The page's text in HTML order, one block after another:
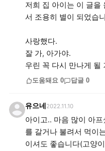
저희 집 아이는 이 글을
서 조용히 별이 되었습
사랑했다.
잘 가, 아가야.
우린 꼭 다시 만나게 될
도움돼요 0 답글 0
유으네 2022.11.10
아이고.. 마음 많이 아
를 갈거나 불려서 먹이
이셔도 좋습니다(고양